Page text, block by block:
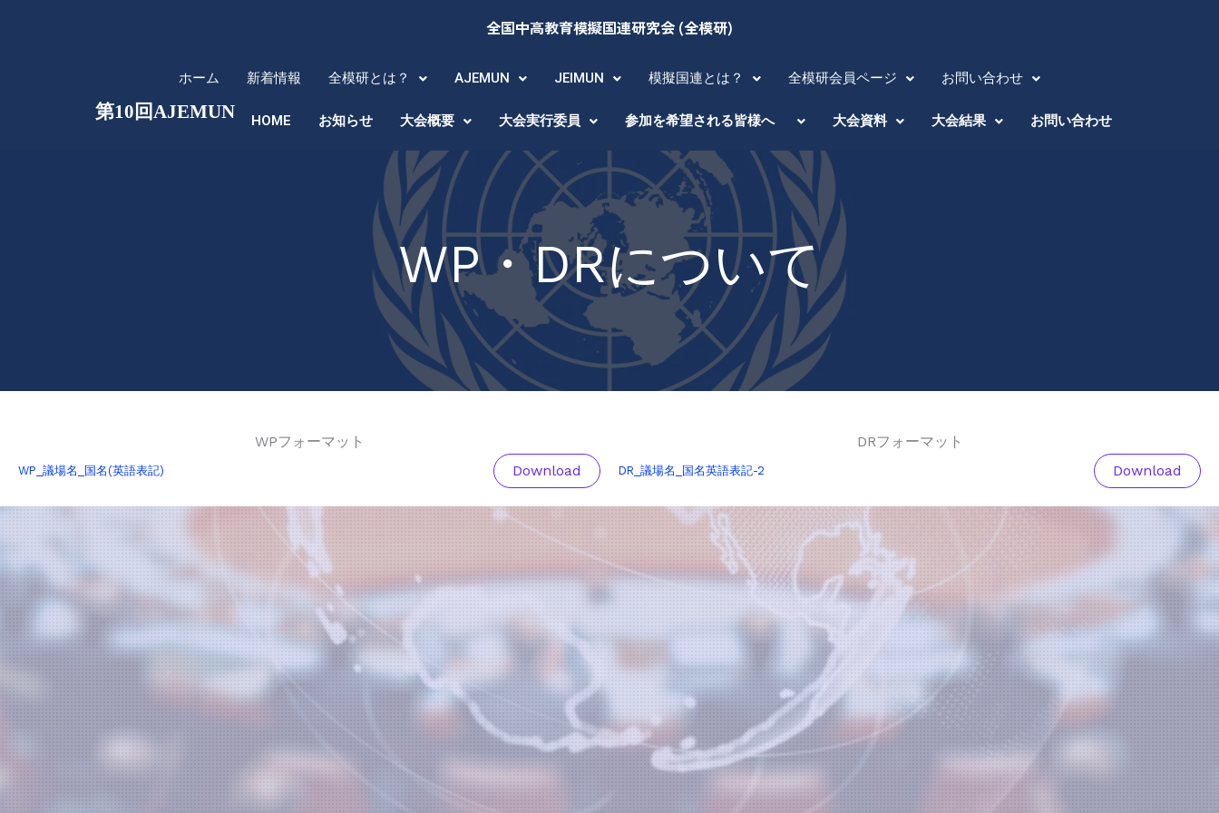
全国中高教育模擬国連研究会 (全模研)
ホーム 新着情報 全模研とは？ AJEMUN JEIMUN 模擬国連とは？ 全模研会員ページ お問い合わせ
第10回AJEMUN HOME お知らせ 大会概要 大会実行委員 参加を希望される皆様へ 大会資料 大会結果 お問い合わせ
WP・DRについて
WPフォーマット
WP_議場名_国名(英語表記) Download
DRフォーマット
DR_議場名_国名英語表記-2 Download